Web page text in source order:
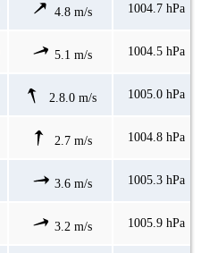
4.8 m/s 1004.7 hPa
5.1 m/s 1004.5 hPa
2.8.0 m/s 1005.0 hPa
2.7 m/s 1004.8 hPa
3.6 m/s 1005.3 hPa
3.2 m/s 1005.9 hPa